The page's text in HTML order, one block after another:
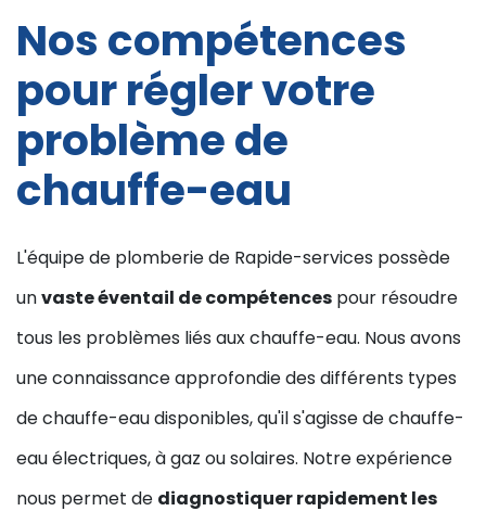
Nos compétences
pour régler votre
problème de
chauffe-eau
L'équipe de plomberie de Rapide-services possède
unvaste éventail de compétences pour résoudre
tous les problèmes liés aux chauffe-eau. Nous avons
une connaissance approfondie des différents types
de chauffe-eau disponibles, qu'il s'agisse de chauffe-
eau électriques, à gaz ou solaires. Notre expérience
nous permet de diagnostiquer rapidement les